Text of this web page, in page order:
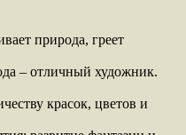
природа, греет
– отличный художник.
красок, цветов и